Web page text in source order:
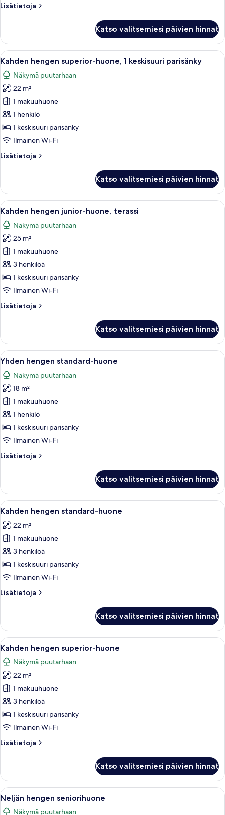
näköala
Lisätietoja
Lisätietoja
superior-
huone,
1
keskisuuri
parisänky,
näköala
puutarhaan
Katso valitsemiesi päivien hinnat
Avaa
kaikki
huonetyypin
Kahden
hengen
superior-
huone,
1
parisänky
Kahden hengen superior-huone, 1
1
Kahden hengen superior-huone, 1 keskisuuri parisänky
Näkymä puutarhaan
22 m²
1 makuuhuone
1 henkilö
1 keskisuuri parisänky
Ilmainen Wi-Fi
Lisätietoja
Lisätietoja
superior-
huone,
1
keskisuuri
parisänky
Katso valitsemiesi päivien hinnat
Avaa
kaikki
huonetyypin
Kahden
hengen
junior-
huone,
terassi
Kahden hengen junior-huone,
2
Kahden hengen junior-huone, terassi
Näkymä puutarhaan
25 m²
1 makuuhuone
3 henkilöä
1 keskisuuri parisänky
Ilmainen Wi-Fi
Lisätietoja
Lisätietoja
junior-
huone,
terassi
Katso valitsemiesi päivien hinnat
Avaa
kaikki
huonetyypin
Yhden
hengen
standard-
huone
kuvat
Ylelliset vuodevaatteet, tallelokero
1
Yhden hengen standard-huone
Näkymä puutarhaan
18 m²
1 makuuhuone
1 henkilö
1 keskisuuri parisänky
Ilmainen Wi-Fi
Lisätietoja
Lisätietoja
standard-
huone
Katso valitsemiesi päivien hinnat
Avaa
kaikki
huonetyypin
Kahden
hengen
standard-
huone
Kahden hengen standard-huone |
2
Kahden hengen standard-huone
22 m²
1 makuuhuone
3 henkilöä
1 keskisuuri parisänky
Ilmainen Wi-Fi
Lisätietoja
Lisätietoja
standard-
huone
Katso valitsemiesi päivien hinnat
Avaa
kaikki
huonetyypin
Kahden
hengen
superior-
huone
kuvat
Kahden hengen superior-huone |
3
Kahden hengen superior-huone
Näkymä puutarhaan
22 m²
1 makuuhuone
3 henkilöä
1 keskisuuri parisänky
Ilmainen Wi-Fi
Lisätietoja
Lisätietoja
superior-
huone
Katso valitsemiesi päivien hinnat
Avaa
kaikki
Neljän hengen seniorihuone |
3
Neljän hengen seniorihuone
Näkymä puutarhaan